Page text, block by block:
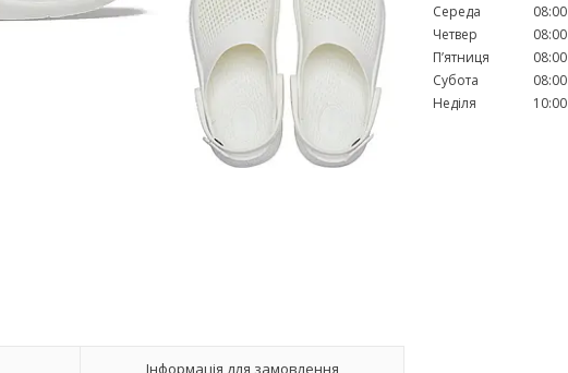
Інформація для замовлення
Середа
08:00
Четвер
08:00
Пʼятниця
08:00
Субота
08:00
Неділя
10:00